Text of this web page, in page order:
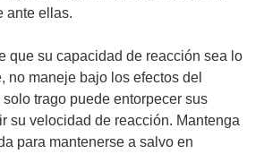
ante ellas.
que su capacidad de reacción sea lo
no maneje bajo los efectos del
trago puede entorpecer sus
su velocidad de reacción. Mantenga
para mantenerse a salvo en